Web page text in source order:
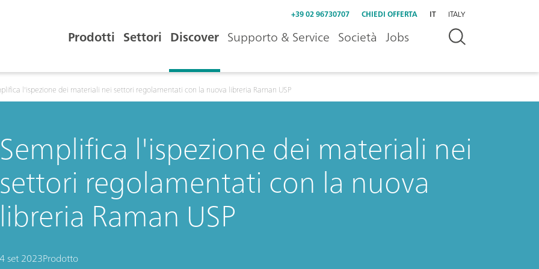
+39 02 96730707 CHIEDI OFFERTA IT ITALY
Prodotti Settori Discover Supporto & Service Società Jobs
l'ispezione dei materiali nei settori regolamentati con la nuova libreria Raman USP
l'ispezione dei materiali nei
regolamentati con la nuova
Raman USP
set 2023Prodotto